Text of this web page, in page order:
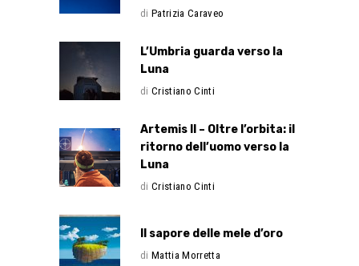
di Patrizia Caraveo
L’Umbria guarda verso la
Luna
di Cristiano Cinti
Artemis II – Oltre l’orbita: il
ritorno dell’uomo verso la
Luna
di Cristiano Cinti
Il sapore delle mele d’oro
di Mattia Morretta